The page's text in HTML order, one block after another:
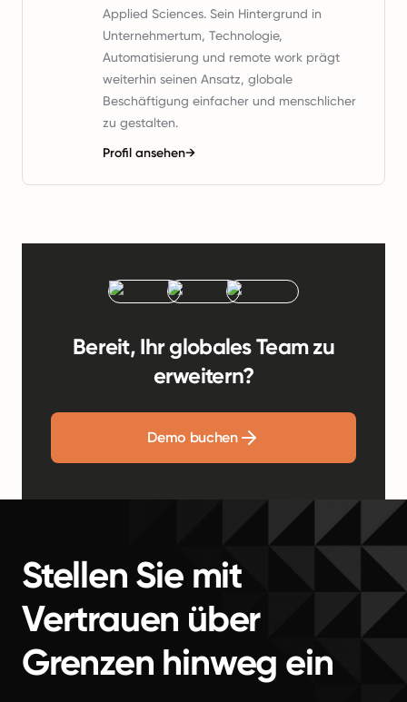
Applied Sciences. Sein Hintergrund in
Unternehmertum, Technologie,
Automatisierung und remote work prägt
weiterhin seinen Ansatz, globale
Beschäftigung einfacher und menschlicher
zu gestalten.
Profil ansehen→
Bereit, Ihr globales Team zu
erweitern?
Demo buchen
Stellen Sie mit
Vertrauen über
Grenzen hinweg ein